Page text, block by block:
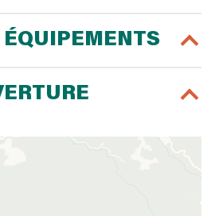
ÉQUIPEMENTS